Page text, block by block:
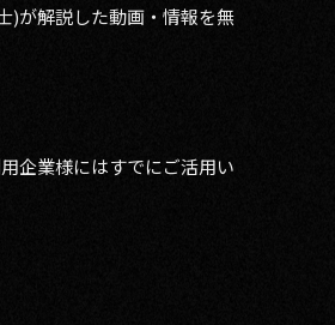
)が解説した動画・情報を無
企業様にはすでにご活用い